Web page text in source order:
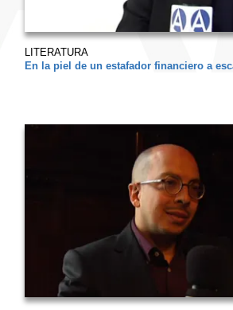
LITERATURA
En la piel de un estafador financiero a